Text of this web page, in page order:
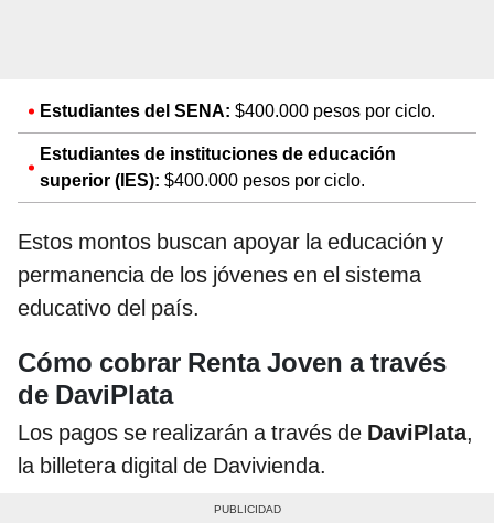
Estudiantes del SENA: $400.000 pesos por ciclo.
Estudiantes de instituciones de educación
superior (IES): $400.000 pesos por ciclo.
Estos montos buscan apoyar la educación y
permanencia de los jóvenes en el sistema
educativo del país.
Cómo cobrar Renta Joven a través
de DaviPlata
Los pagos se realizarán a través de DaviPlata,
la billetera digital de Davivienda.